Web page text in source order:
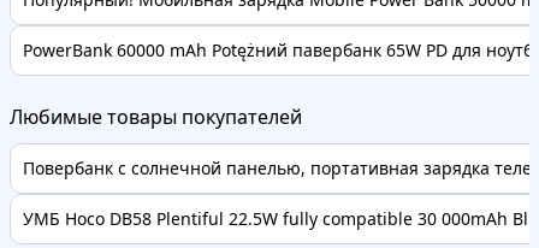
PowerBank 60000 mAh Potężний павербанк 65W PD для
Любимые товары покупателей
Повербанк с солнечной панелью, портативная зарядка
УМБ Hoco DB58 Plentiful 22.5W fully compatible 30 000mAh